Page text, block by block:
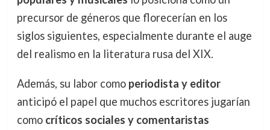
precursor de géneros que florecerían en los
siglos siguientes, especialmente durante el auge
del realismo en la literatura rusa del XIX.
Además, su labor como periodista y editor
anticipó el papel que muchos escritores jugarían
como críticos sociales y comentaristas